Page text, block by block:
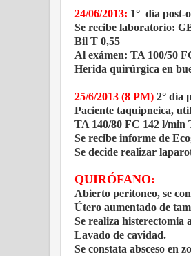
24/06/2013: 1° día post-
Se recibe laboratorio:
Bil T 0,55
Al exámen: TA 100/50
Herida quirúrgica en
25/6/2013 (8 PM) 2° día
Paciente taquipneica,
TA 140/80 FC 142 l/min
Se recibe informe de
Se decide realizar
QUIRÓFANO:
Abierto peritoneo, se
Útero aumentado de
Se realiza histerectomia
Lavado de cavidad.
Se constata absceso en